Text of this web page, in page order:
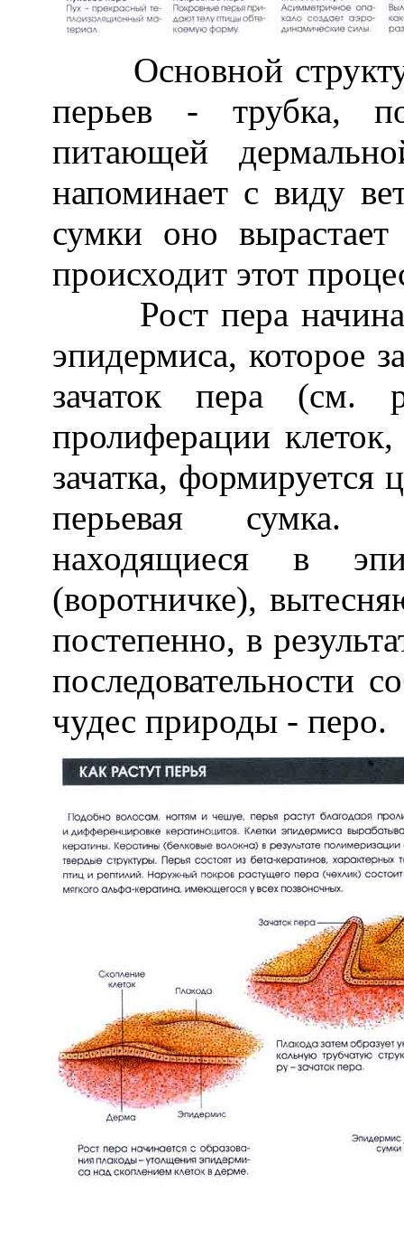
Основной
перьев - трубка,
питающей
напоминает с виду
сумки оно
происходит этот
Рост пера
эпидермиса, которое
зачаток пера (см.
пролиферации
зачатка, формируется
перьевая сумка.
находящиеся в
(воротничке),
постепенно, в
последовательности
чудес природы - перо.